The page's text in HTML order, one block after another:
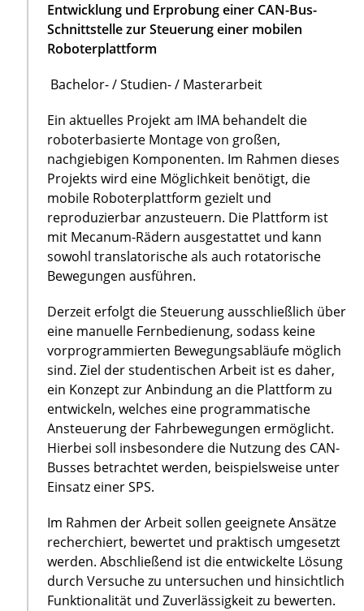
Entwicklung und Erprobung einer CAN-Bus-
Schnittstelle zur Steuerung einer mobilen
Roboterplattform
Bachelor- / Studien- / Masterarbeit
Ein aktuelles Projekt am IMA behandelt die
roboterbasierte Montage von großen,
nachgiebigen Komponenten. Im Rahmen dieses
Projekts wird eine Möglichkeit benötigt, die
mobile Roboterplattform gezielt und
reproduzierbar anzusteuern. Die Plattform ist
mit Mecanum-Rädern ausgestattet und kann
sowohl translatorische als auch rotatorische
Bewegungen ausführen.
Derzeit erfolgt die Steuerung ausschließlich über
eine manuelle Fernbedienung, sodass keine
vorprogrammierten Bewegungsabläufe möglich
sind. Ziel der studentischen Arbeit ist es daher,
ein Konzept zur Anbindung an die Plattform zu
entwickeln, welches eine programmatische
Ansteuerung der Fahrbewegungen ermöglicht.
Hierbei soll insbesondere die Nutzung des CAN-
Busses betrachtet werden, beispielsweise unter
Einsatz einer SPS.
Im Rahmen der Arbeit sollen geeignete Ansätze
recherchiert, bewertet und praktisch umgesetzt
werden. Abschließend ist die entwickelte Lösung
durch Versuche zu untersuchen und hinsichtlich
Funktionalität und Zuverlässigkeit zu bewerten.